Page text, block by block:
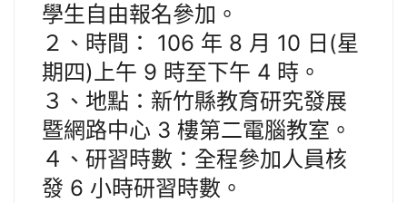
學生自由報名參加。
２、時間： 106 年 8 月 10 日(星
期四)上午 9 時至下午 4 時。
３、地點：新竹縣教育研究發展
暨網路中心 3 樓第二電腦教室。
４、研習時數：全程參加人員核
發 6 小時研習時數。